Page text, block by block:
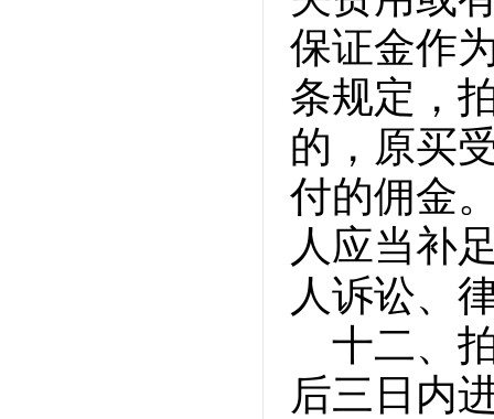
保证金作
条规定，
的，原买
付的佣金
人应当补
人诉讼、
十二、
后三日内